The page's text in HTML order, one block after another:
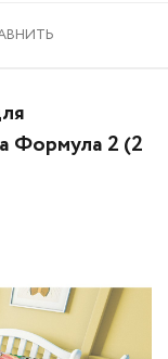
Формула 2 (2